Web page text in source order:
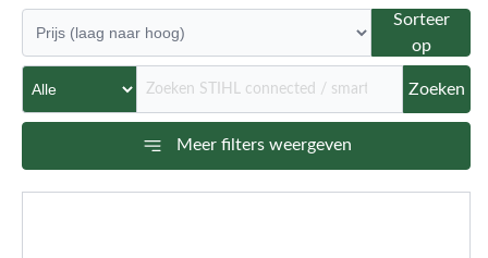
Sorteer
op
Zoeken
Meer filters weergeven